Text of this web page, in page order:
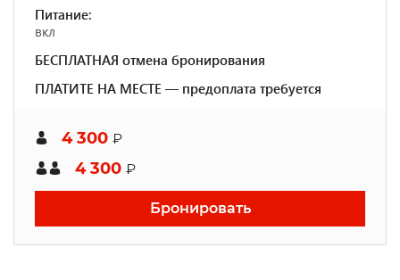
Питание:
вкл
БЕСПЛАТНАЯ отмена бронирования
ПЛАТИТЕ НА МЕСТЕ — предоплата требуется
4 300 ₽
4 300 ₽
Бронировать